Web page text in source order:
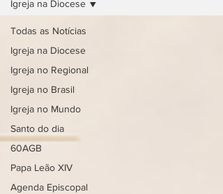
Todas as Notícias
Igreja na Diocese
Igreja no Regional
Igreja no Brasil
Igreja no Mundo
Santo do dia
60AGB
Papa Leão XIV
Agenda Episcopal
Igreja na Diocese